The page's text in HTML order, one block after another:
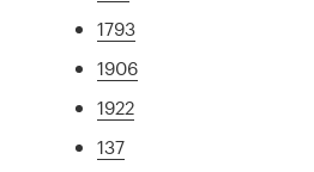
1793
1906
1922
137